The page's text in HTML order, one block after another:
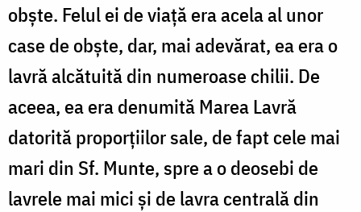
obşte. Felul ei de viaţă era acela al unor
case de obşte, dar, mai adevărat, ea era o
lavră alcătuită din numeroase chilii. De
aceea, ea era denumită Marea Lavră
datorită proporţiilor sale, de fapt cele mai
mari din Sf. Munte, spre a o deosebi de
lavrele mai mici şi de lavra centrală din